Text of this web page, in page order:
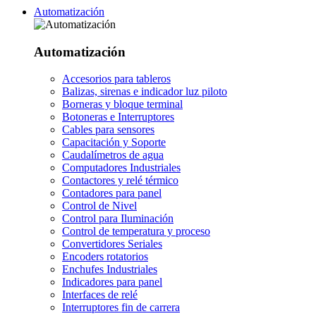
Automatización
Automatización
Accesorios para tableros
Balizas, sirenas e indicador luz piloto
Borneras y bloque terminal
Botoneras e Interruptores
Cables para sensores
Capacitación y Soporte
Caudalímetros de agua
Computadores Industriales
Contactores y relé térmico
Contadores para panel
Control de Nivel
Control para Iluminación
Control de temperatura y proceso
Convertidores Seriales
Encoders rotatorios
Enchufes Industriales
Indicadores para panel
Interfaces de relé
Interruptores fin de carrera